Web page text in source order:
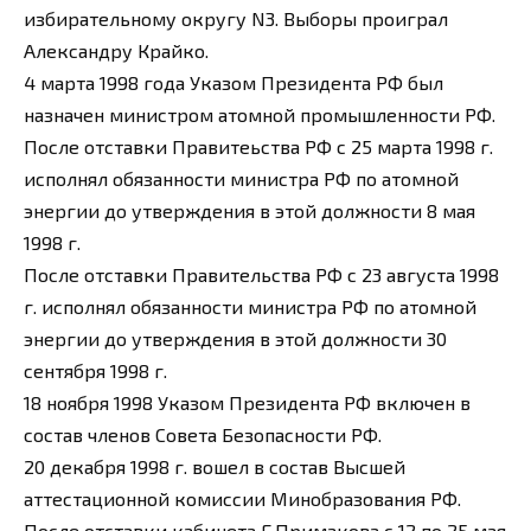
избирательному округу N3. Выборы проиграл
Александру Крайко.
4 марта 1998 года Указом Президента РФ был
назначен министром атомной промышленности РФ.
После отставки Правитеьства РФ с 25 марта 1998 г.
исполнял обязанности министра РФ по атомной
энергии до утверждения в этой должности 8 мая
1998 г.
После отставки Правительства РФ с 23 августа 1998
г. исполнял обязанности министра РФ по атомной
энергии до утверждения в этой должности 30
сентября 1998 г.
18 ноября 1998 Указом Президента РФ включен в
состав членов Совета Безопасности РФ.
20 декабря 1998 г. вошел в состав Высшей
аттестационной комиссии Минобразования РФ.